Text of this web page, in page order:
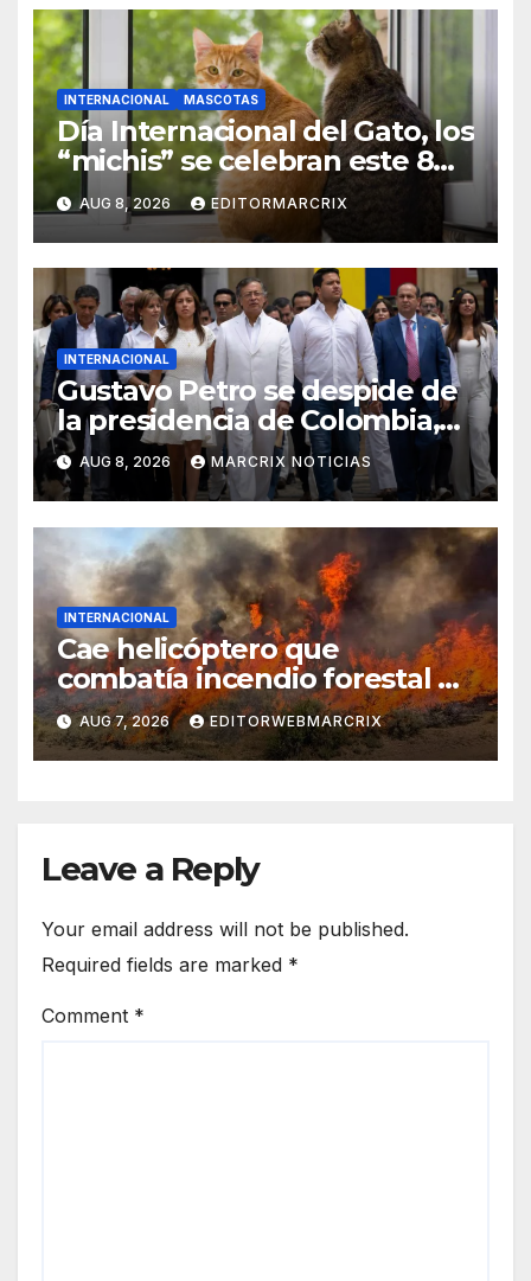
INTERNACIONAL MASCOTAS
Día Internacional del Gato, los
“michis” se celebran este 8
de agosto
AUG 8, 2026 EDITORMARCRIX
INTERNACIONAL
Gustavo Petro se despide de
la presidencia de Colombia,
pero promete regresar
AUG 8, 2026 MARCRIX NOTICIAS
INTERNACIONAL
Cae helicóptero que
combatía incendio forestal en
Utah
AUG 7, 2026 EDITORWEBMARCRIX
Leave a Reply
Your email address will not be published.
Required fields are marked *
Comment *